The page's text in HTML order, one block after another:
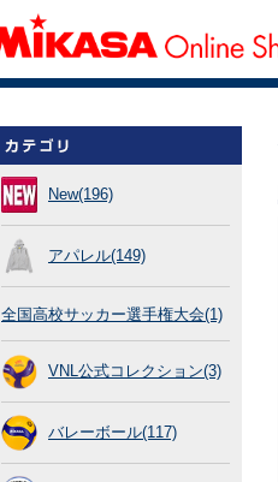
New(196)
アパレル(149)
全国高校サッカー選手権大会(1)
VNL公式コレクション(3)
バレーボール(117)